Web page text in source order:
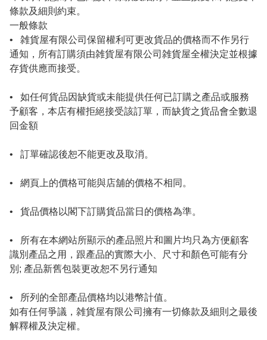
條款及細則約束。
一般條款
•   雑貨屋有限公司保留權利可更改貨品的價格而不作另行
通知，所有訂購須由雑貨屋有限公司雑貨屋全權決定並根據
存貨供應而接受。
•   如任何貨品因缺貨或未能提供任何已訂購之產品或服務
予顧客，本店有權拒絕接受該訂單，而缺貨之貨品會全數退
回金額
•   訂單確認後恕不能更改及取消。
•   網頁上的價格可能與店舖的價格不相同。
•   貨品價格以閣下訂購貨品當日的價格為準。
•   所有在本網站所顯示的產品照片和圖片均只為方便顧客
識別產品之用，跟產品的實際大小、尺寸和顏色可能有分
別; 產品新舊包裝更改恕不另行通知
•   所列的全部產品價格均以港幣計值。
如有任何爭議，雑貨屋有限公司擁有一切條款及細則之最後
解釋權及決定權。